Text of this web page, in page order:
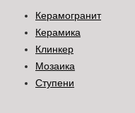
Керамогранит
Керамика
Клинкер
Мозаика
Ступени